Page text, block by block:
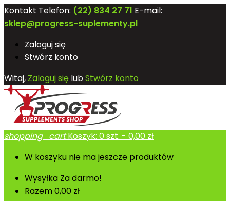
Kontakt Telefon: (22) 834 27 71 E-mail:
sklep@progress-suplementy.pl
Zaloguj się
Stwórz konto
Witaj, Zaloguj się lubStwórz konto
shopping_cart Koszyk: 0szt. - 0,00 zł
W koszyku nie ma jeszcze produktów
Wysyłka Za darmo!
Razem0,00 zł